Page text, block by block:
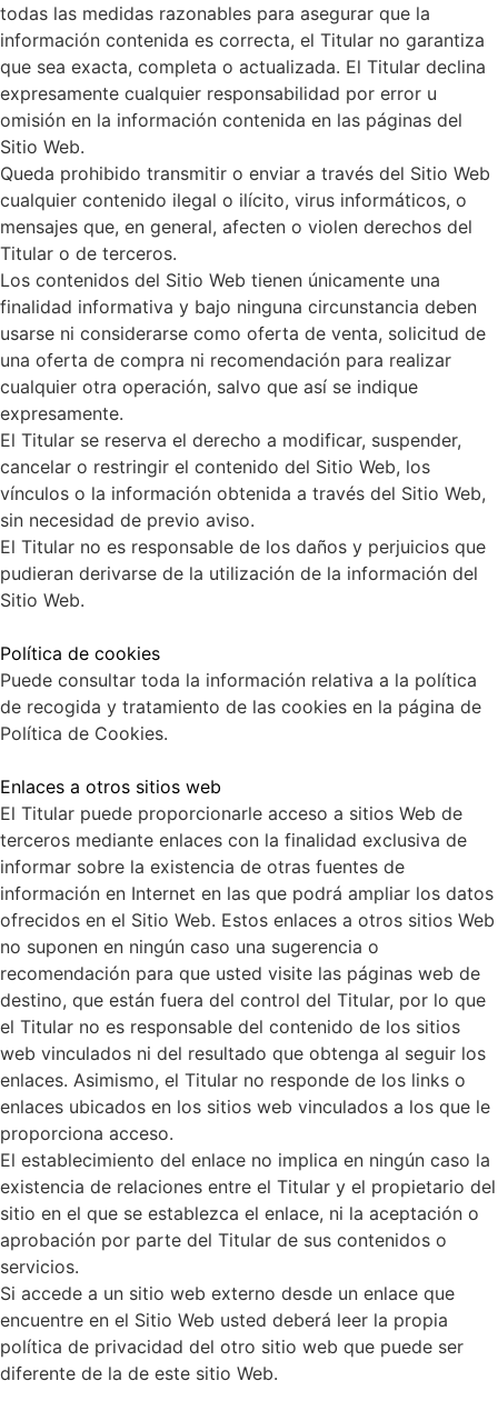
todas las medidas razonables para asegurar que la
información contenida es correcta, el Titular no garantiza
que sea exacta, completa o actualizada. El Titular declina
expresamente cualquier responsabilidad por error u
omisión en la información contenida en las páginas del
Sitio Web.
Queda prohibido transmitir o enviar a través del Sitio Web
cualquier contenido ilegal o ilícito, virus informáticos, o
mensajes que, en general, afecten o violen derechos del
Titular o de terceros.
Los contenidos del Sitio Web tienen únicamente una
finalidad informativa y bajo ninguna circunstancia deben
usarse ni considerarse como oferta de venta, solicitud de
una oferta de compra ni recomendación para realizar
cualquier otra operación, salvo que así se indique
expresamente.
El Titular se reserva el derecho a modificar, suspender,
cancelar o restringir el contenido del Sitio Web, los
vínculos o la información obtenida a través del Sitio Web,
sin necesidad de previo aviso.
El Titular no es responsable de los daños y perjuicios que
pudieran derivarse de la utilización de la información del
Sitio Web.
Política de cookies
Puede consultar toda la información relativa a la política
de recogida y tratamiento de las cookies en la página de
Política de Cookies.
Enlaces a otros sitios web
El Titular puede proporcionarle acceso a sitios Web de
terceros mediante enlaces con la finalidad exclusiva de
informar sobre la existencia de otras fuentes de
información en Internet en las que podrá ampliar los datos
ofrecidos en el Sitio Web. Estos enlaces a otros sitios Web
no suponen en ningún caso una sugerencia o
recomendación para que usted visite las páginas web de
destino, que están fuera del control del Titular, por lo que
el Titular no es responsable del contenido de los sitios
web vinculados ni del resultado que obtenga al seguir los
enlaces. Asimismo, el Titular no responde de los links o
enlaces ubicados en los sitios web vinculados a los que le
proporciona acceso.
El establecimiento del enlace no implica en ningún caso la
existencia de relaciones entre el Titular y el propietario del
sitio en el que se establezca el enlace, ni la aceptación o
aprobación por parte del Titular de sus contenidos o
servicios.
Si accede a un sitio web externo desde un enlace que
encuentre en el Sitio Web usted deberá leer la propia
política de privacidad del otro sitio web que puede ser
diferente de la de este sitio Web.